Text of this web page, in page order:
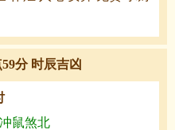
分 时辰吉凶
鼠煞北